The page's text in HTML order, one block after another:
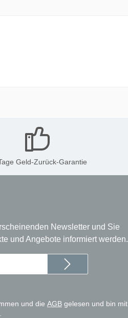
Geld-Zurück-Garantie
Newsletter und Sie
und Angebote informiert werden.
und die AGB gelesen und bin mit